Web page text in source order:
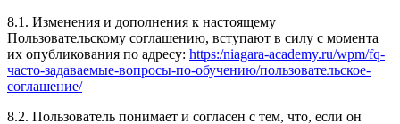
8.1. Изменения и дополнения к настоящему
Пользовательскому соглашению, вступают в силу с момента
их опубликования по адресу: https:/niagara-academy.ru/wpm/fq-
часто-задаваемые-вопросы-по-обучению/пользовательское-
соглашение/
8.2. Пользователь понимает и согласен с тем, что, если он